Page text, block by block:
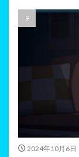
2024年10月6日